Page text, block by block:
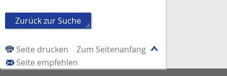
Zurück zur Suche
Zum Seitenanfang
Seite drucken
Seite empfehlen